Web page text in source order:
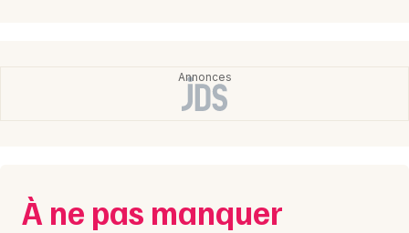
Mon email
À ne pas manquer